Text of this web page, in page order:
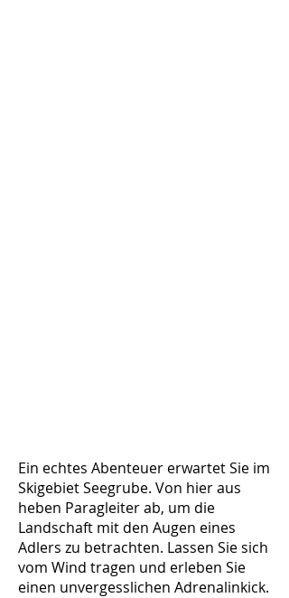
Ein echtes Abenteuer erwartet Sie im
Skigebiet Seegrube. Von hier aus
heben Paragleiter ab, um die
Landschaft mit den Augen eines
Adlers zu betrachten. Lassen Sie sich
vom Wind tragen und erleben Sie
einen unvergesslichen Adrenalinkick.